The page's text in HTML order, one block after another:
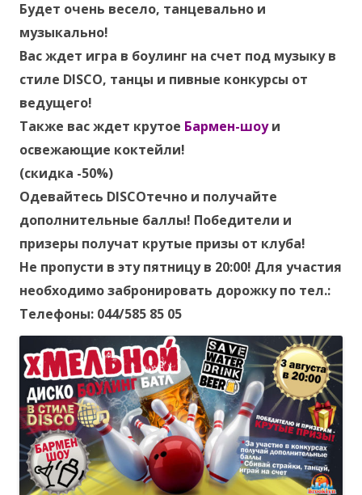
Будет очень весело, танцевально и
музыкально!
Вас ждет игра в боулинг на счет под музыку в
стиле DISCO, танцы и пивные конкурсы от
ведущего!
Также вас ждет крутое Бармен-шоуи
освежающие коктейли!
(скидка -50%)
Одевайтесь DISCOтечно и получайте
дополнительные баллы! Победители и
призеры получат крутые призы от клуба!
Не пропусти в эту пятницу в 20:00! Для участия
необходимо забронировать дорожку по тел.:
Телефоны: 044/585 85 05